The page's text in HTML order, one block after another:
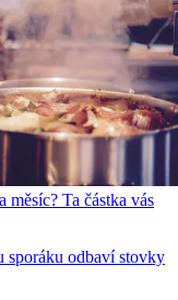
Ta částka vás
sporáku odbaví stovky